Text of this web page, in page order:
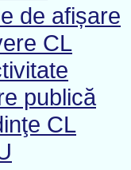
de afișare
CL
publică
CL